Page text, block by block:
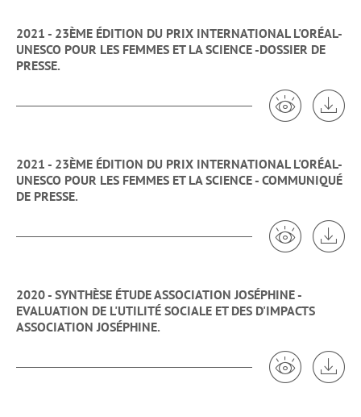
2021 - 23ÈME ÉDITION DU PRIX INTERNATIONAL L'ORÉAL-
UNESCO POUR LES FEMMES ET LA SCIENCE -DOSSIER DE
PRESSE.
Voir 2021 -
2021 - 23ÈME ÉDITION DU PRIX INTERNATIONAL L'ORÉAL-
UNESCO POUR LES FEMMES ET LA SCIENCE - COMMUNIQUÉ
DE PRESSE.
Voir 2021 -
2020 - SYNTHÈSE ÉTUDE ASSOCIATION JOSÉPHINE -
EVALUATION DE L'UTILITÉ SOCIALE ET DES D'IMPACTS
ASSOCIATION JOSÉPHINE.
Voir 2020 -